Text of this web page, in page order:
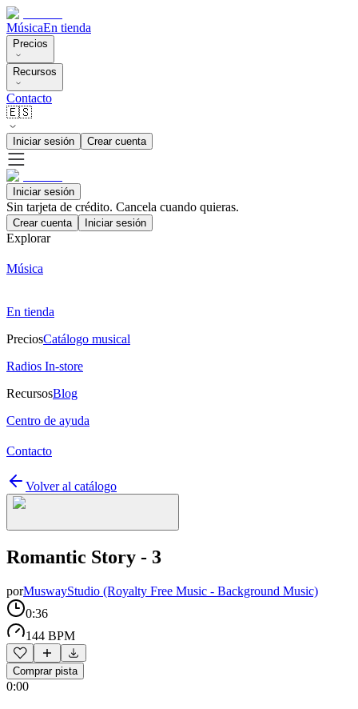
MúsicaEn tienda
Precios
Recursos
Contacto
🇪🇸
Iniciar sesión Crear cuenta
Iniciar sesión
Sin tarjeta de crédito. Cancela cuando quieras.
Crear cuenta Iniciar sesión
Explorar
Música
En tienda
PreciosCatálogo musical
Radios In-store
RecursosBlog
Centro de ayuda
Contacto
Volver al catálogo
Romantic Story - 3
porMuswayStudio (Royalty Free Music - Background Music)
0:36
144 BPM
Comprar pista
0:00